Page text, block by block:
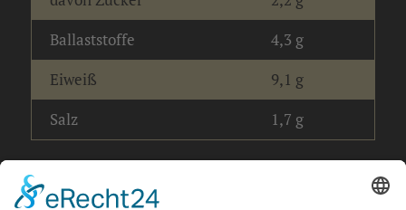
Ballaststoffe
4,3 g
Eiweiß
9,1 g
Salz
1,7 g